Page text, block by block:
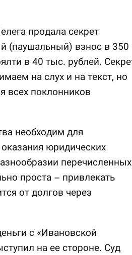
продала секрет
(паушальный) взнос в 350
в 40 тыс. рублей.
на слух и на текст, но
всех поклонников
необходим для
юридических
перечисленных
проста – привлекать
от долгов через
с «Ивановской
на ее стороне. Суд